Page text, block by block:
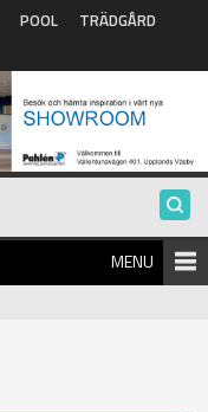
POOL
TRÄDGÅRD
MENU